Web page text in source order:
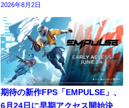
2026年8月2日
期待の新作FPS「EMPULSE」、
6月24日に早期アクセス開始決